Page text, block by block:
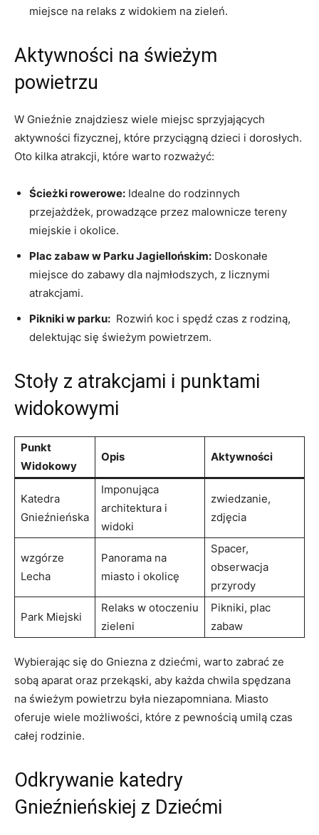
miejsce na relaks z widokiem na zieleń.
Aktywności ‌na​ świeżym⁣
powietrzu
W Gnieźnie znajdziesz wiele miejsc sprzyjających
aktywności fizycznej, które przyciągną dzieci⁤ i dorosłych.
⁤Oto⁢ kilka atrakcji, które warto rozważyć:
Ścieżki rowerowe: Idealne do rodzinnych
przejażdżek,⁢ prowadzące przez malownicze‌ tereny
miejskie i okolice.
Plac ⁤zabaw w Parku Jagiellońskim: Doskonałe
miejsce do ⁢zabawy dla najmłodszych, z ⁢licznymi
atrakcjami.
Pikniki w parku: ⁣ Rozwiń koc i ⁢spędź czas z rodziną,
delektując ‌się świeżym powietrzem.
Stoły z⁢ atrakcjami‌ i punktami
widokowymi
Punkt
Widokowy
Opis Aktywności
Katedra
Gnieźnieńska
Imponująca
architektura i
widoki
zwiedzanie,
zdjęcia
wzgórze
Lecha
Panorama na
miasto ⁤i okolicę
Spacer,‌
obserwacja
przyrody
Park Miejski
Relaks ​w otoczeniu
​zieleni
Pikniki, plac
⁢zabaw
Wybierając się do ‍Gniezna z dziećmi, warto ⁣zabrać ze⁢
sobą aparat oraz przekąski, aby każda​ chwila spędzana
na ⁢świeżym powietrzu była⁢ niezapomniana. Miasto
oferuje ⁢wiele możliwości, które z ⁢pewnością umilą czas
całej rodzinie.
Odkrywanie ‌katedry
Gnieźnieńskiej z Dziećmi